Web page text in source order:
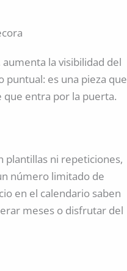
la visibilidad del
puntual: es una pieza que
que entra por la puerta.
plantillas ni repeticiones,
número limitado de
en el calendario saben
meses o disfrutar del